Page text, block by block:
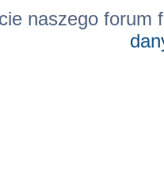
naszego